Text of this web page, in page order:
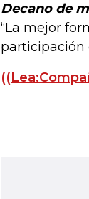
Decano de
“La mejor
participación